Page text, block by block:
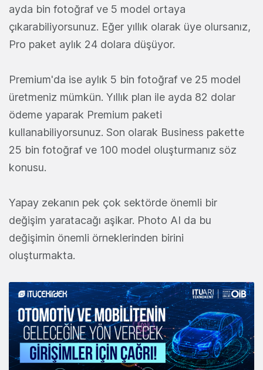
ayda bin fotoğraf ve 5 model ortaya
çıkarabiliyorsunuz. Eğer yıllık olarak üye olursanız,
Pro paket aylık 24 dolara düşüyor.
Premium'da ise aylık 5 bin fotoğraf ve 25 model
üretmeniz mümkün. Yıllık plan ile ayda 82 dolar
ödeme yaparak Premium paketi
kullanabiliyorsunuz. Son olarak Business pakette
25 bin fotoğraf ve 100 model oluşturmanız söz
konusu.
Yapay zekanın pek çok sektörde önemli bir
değişim yaratacağı aşikar. Photo AI da bu
değişimin önemli örneklerinden birini
oluşturmakta.